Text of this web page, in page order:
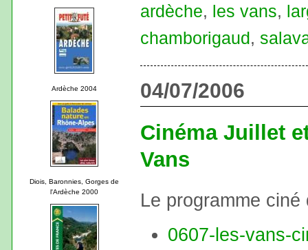
Ardèche 2004
Diois, Baronnies, Gorges de
l'Ardèche 2000
ardèche, les vans,
chamborigaud ,
04/07/2006
Cinéma Juillet
Vans
Le programme ciné
0607-les-vans-